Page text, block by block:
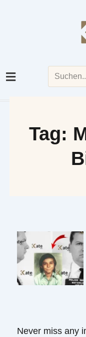
Tag:
Never miss any